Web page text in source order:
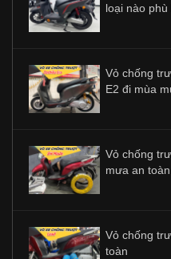
loại nào
Vỏ chống
E2 đi mùa
Vỏ chống
mưa an toàn
Vỏ chống
toàn